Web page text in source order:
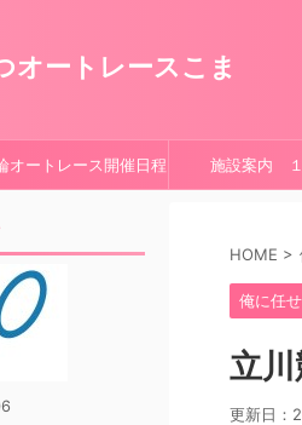
オートレースこま
オートレース開催日程 施設案内
HOME >
俺に任
立
更新日：